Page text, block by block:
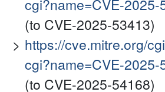
cgi?name=CVE-2025-
(to CVE-2025-53413)
https://cve.mitre.org/
cgi?name=CVE-2025-
(to CVE-2025-54168)